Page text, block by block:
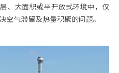
、大面积或半开放式环境中，仅
空气滞留及热量积聚的问题。